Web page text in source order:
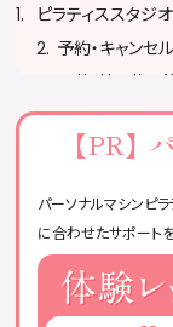
ピラティススタジ
予約・キャンセ
服装・持ち物に
無理をせず自
ピラティススタ
おすすめのピラ
【PR】
パーソナルマシンピ
に合わせたサポート